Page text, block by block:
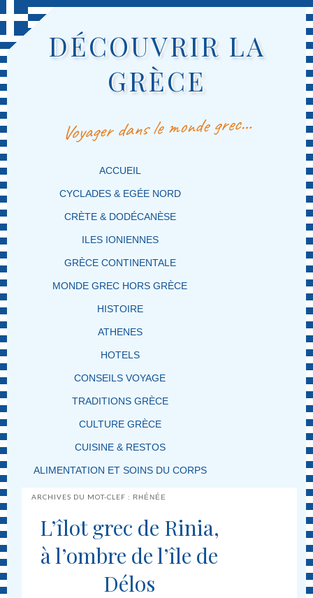
DÉCOUVRIR LA
GRÈCE
Voyager dans le monde grec…
MENU PRINCIPAL
MASQUER LA NAVIGATION PRINCIPALE
MASQUER LA NAVIGATION SECONDAIRE
ACCUEIL
CYCLADES & EGÉE NORD
CRÈTE & DODÉCANÈSE
ILES IONIENNES
GRÈCE CONTINENTALE
MONDE GREC HORS GRÈCE
HISTOIRE
ATHENES
HOTELS
CONSEILS VOYAGE
TRADITIONS GRÈCE
CULTURE GRÈCE
CUISINE & RESTOS
ALIMENTATION ET SOINS DU CORPS
ARCHIVES DU MOT-CLEF :RHÉNÉE
L’îlot grec de Rinia,
à l’ombre de l’île de
Délos